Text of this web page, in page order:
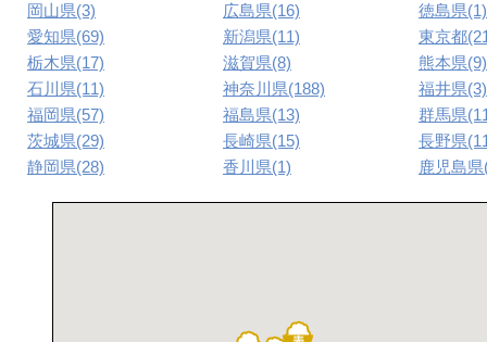
岡山県(3)
広島県(16)
徳島県(1)
愛知県(69)
新潟県(11)
東京都
栃木県(17)
滋賀県(8)
熊本県(9)
石川県(11)
神奈川県(188)
福井県(3)
福岡県(57)
福島県(13)
群馬県
茨城県(29)
長崎県(15)
長野県
静岡県(28)
香川県(1) 鹿児島